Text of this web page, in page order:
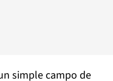
simple campo de